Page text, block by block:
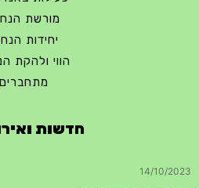
מורשת
יחידות
הווי ולהקת
מתחברים
חדשות